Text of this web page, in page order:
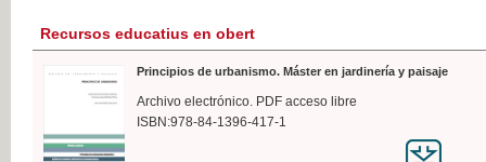
Recursos educatius en obert
Principios de urbanismo. Máster en jardinería y paisaje
Archivo electrónico. PDF acceso libre
ISBN:978-84-1396-417-1